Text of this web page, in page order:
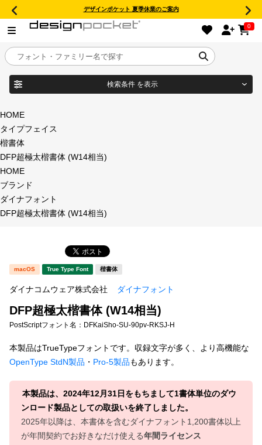
デザインポケット 夏季休業のご案内
0
目的別フォントガイド
特集
年間ライセンス商品
新着一覧
カート
マイページ
お気に入り
ご利用ガイド
検索条件 を表示
商品名
フォント形式
タイプフェイス
明朝体
宋朝体
教科書体 行書体
草書体
江戸文字 デザイン毛筆
すべてを表示
HOME
タイプフェイス
楷書体
DFP超極太楷書体 (W14相当)
HOME
ブランド
ダイナフォント
DFP超極太楷書体 (W14相当)
macOS True Type Font 楷書体
ダイナコムウェア株式会社 ダイナフォント
DFP超極太楷書体 (W14相当)
PostScriptフォント名： DFKaiSho-SU-90pv-RKSJ-H
本製品はTrueTypeフォントです。収録文字が多く、より高機能な
OpenType StdN製品 ・ Pro-5製品もあります。
本製品は、2024年12月31日をもちまして1書体単位のダウ
ンロード製品としての取扱いを終了しました。
2025年以降は、本書体を含むダイナフォント1,200書体以上
が年間契約でお好きなだけ使える年間ライセンス